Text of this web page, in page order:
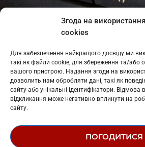
Згода на використання
cookies
Для забезпечення найкращого досвіду ми
такі як файли cookie, для збереження та/або
вашого пристрою. Надання згоди на
дозволить нам обробляти дані, такі як
сайту або унікальні ідентифікатори. Відмова
відкликання може негативно вплинути на
сайту.
ПОГОДИТИСЯ
: L11-01410
: L11-01801
Косів: L11-01805
Гарасимів: L11-02274